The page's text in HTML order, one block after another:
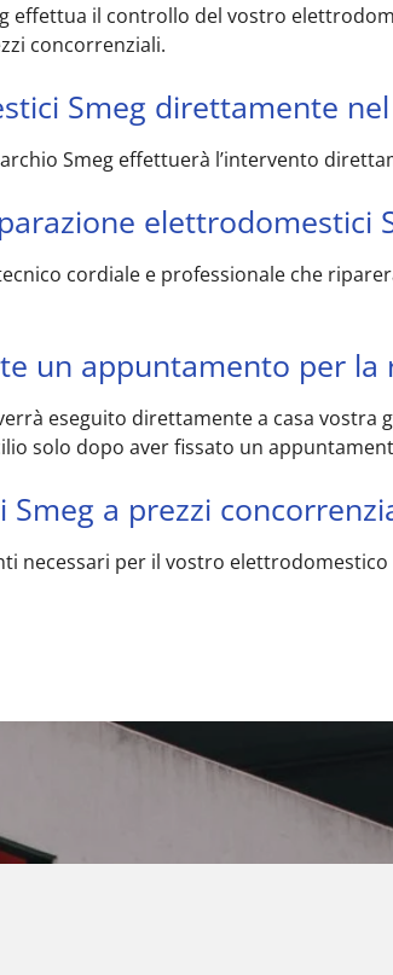
effettua il controllo del vostro
concorrenziali.
Smeg direttamente
Smeg effettuerà l’intervento
elettrodomestici
cordiale e professionale che
un appuntamento per
eseguito direttamente a casa
solo dopo aver fissato un
a prezzi
necessari per il vostro